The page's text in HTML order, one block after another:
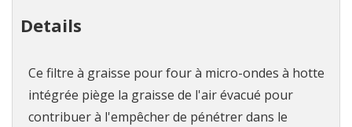
Details
Ce filtre à graisse pour four à micro-ondes à hotte
intégrée piège la graisse de l'air évacué pour
contribuer à l'empêcher de pénétrer dans le